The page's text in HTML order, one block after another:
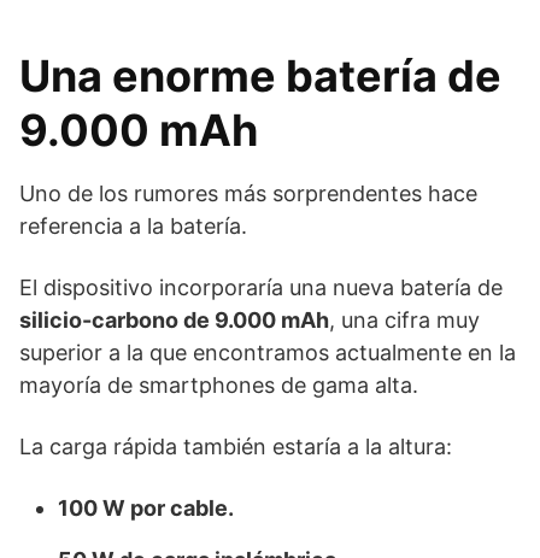
Una enorme batería de
9.000 mAh
Uno de los rumores más sorprendentes hace
referencia a la batería.
El dispositivo incorporaría una nueva batería de
silicio-carbono de 9.000 mAh, una cifra muy
superior a la que encontramos actualmente en la
mayoría de smartphones de gama alta.
La carga rápida también estaría a la altura:
100 W por cable.